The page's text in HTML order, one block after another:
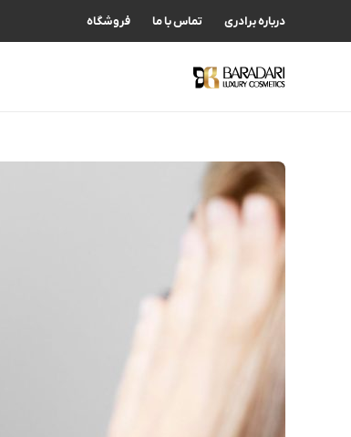
درباره برادری تماس با ما فروشگاه